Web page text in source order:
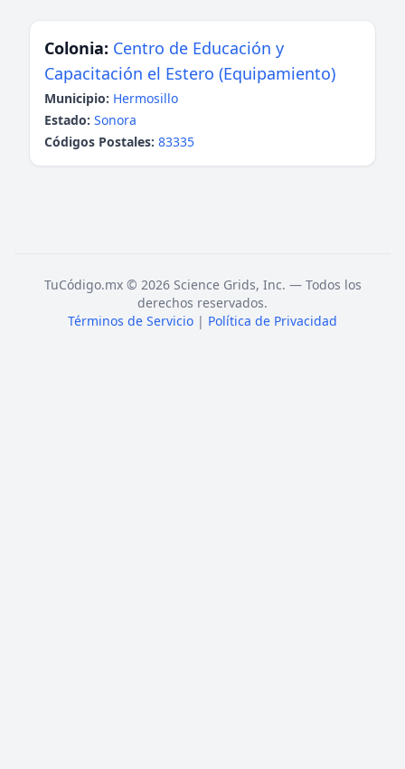
Colonia: Centro de Educación y
Capacitación el Estero (Equipamiento)
Municipio: Hermosillo
Estado: Sonora
Códigos Postales: 83335
TuCódigo.mx © 2026 Science Grids, Inc. — Todos los
derechos reservados.
Términos de Servicio | Política de Privacidad